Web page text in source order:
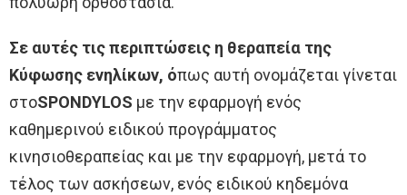
Σε αυτές τις περιπτώσεις η θεραπεία της
Κύφωσης ενηλίκων, όπως αυτή ονομάζεται γίνεται
στοSPONDYLOS με την εφαρμογή ενός
καθημερινού ειδικού προγράμματος
κινησιοθεραπείας και με την εφαρμογή, μετά το
τέλος των ασκήσεων, ενός ειδικού κηδεμόνα